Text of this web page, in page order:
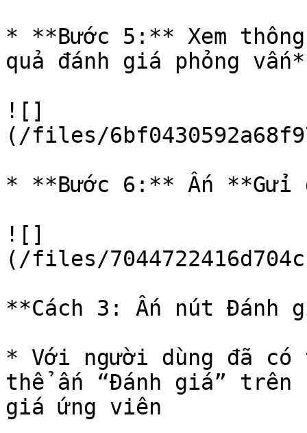
* **Bước 5:** Xem
quả đánh giá phỏng
![]
(/files/
* **Bước 6:** Ấn **Gửi
![]
(/files/
**Cách 3: Ấn nút Đánh
* Với người dùng đã
thể ấn “Đánh giá” trên
giá ứng viên